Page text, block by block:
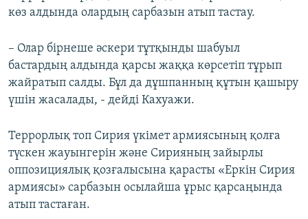
көз алдында олардың сарбазын атып тастау.
– Олар бірнеше әскери тұтқынды шабуыл
бастардың алдында қарсы жаққа көрсетіп тұрып
жайратып салды. Бұл да дұшпанның құтын қашыру
үшін жасалады, - дейді Кахуажи.
Террорлық топ Сирия үкімет армиясының қолға
түскен жауынгерін және Сирияның зайырлы
оппозициялық қозғалысына қарасты «Еркін Сирия
армиясы» сарбазын осылайша ұрыс қарсаңында
атып тастаған.